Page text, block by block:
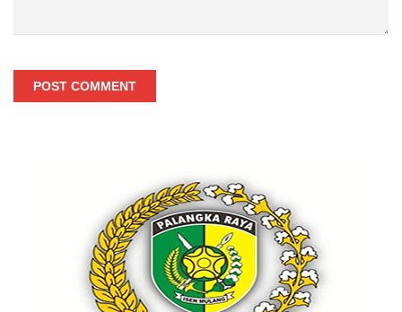
POST COMMENT